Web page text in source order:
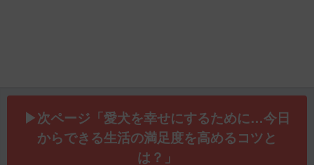
▶次ページ「愛犬を幸せにするために…今日
からできる生活の満足度を高めるコツと
は？」